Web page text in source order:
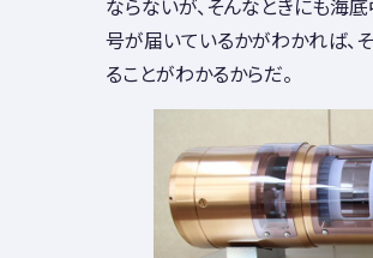
ならないが、そんなときにも海
号が届いているかがわかれば
ることがわかるからだ。